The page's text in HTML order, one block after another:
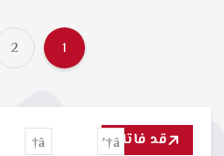
ت
1
2
قد فاتك